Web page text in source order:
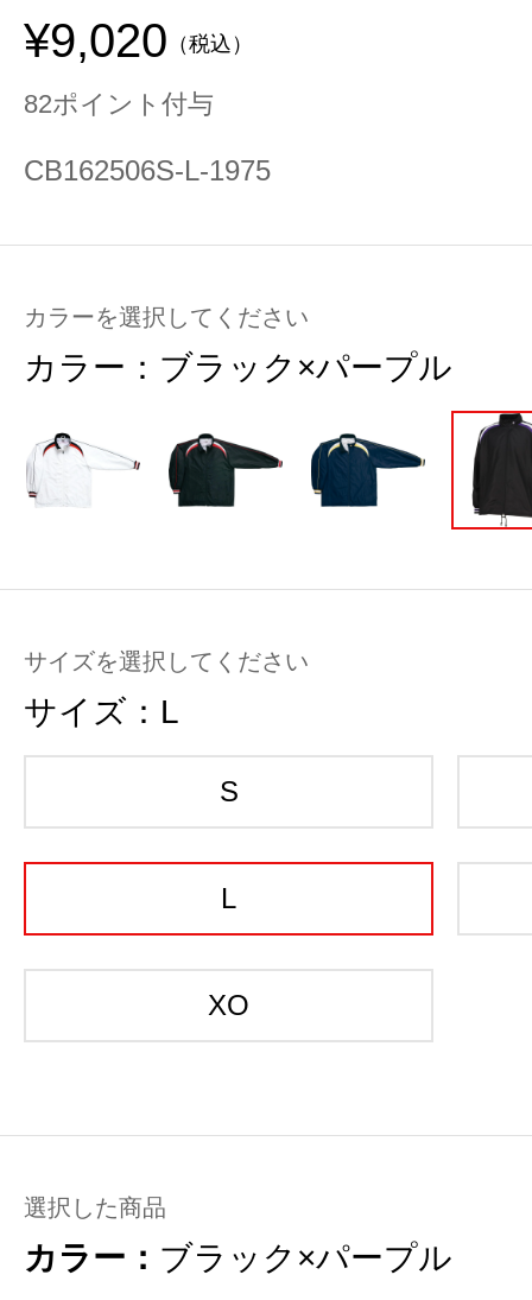
¥9,020 （税込）
82ポイント付与
CB162506S-L-1975
カラーを選択してください
カラー： ブラック×パープル
サイズを選択してください
サイズ： L
S
L
XO
選択した商品
カラー： ブラック×パープル